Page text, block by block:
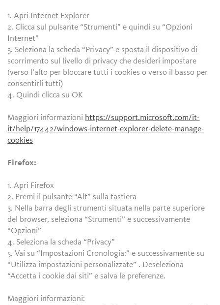
1. Apri Internet Explorer
2. Clicca sul pulsante “Strumenti” e quindi su “Opzioni
Internet”
3. Seleziona la scheda “Privacy” e sposta il dispositivo di
scorrimento sul livello di privacy che desideri impostare
(verso l’alto per bloccare tutti i cookies o verso il basso per
consentirli tutti)
4. Quindi clicca su OK
Maggiori informazioni https://support.microsoft.com/it-
it/help/17442/windows-internet-explorer-delete-manage-
cookies
Firefox:
1. Apri Firefox
2. Premi il pulsante “Alt” sulla tastiera
3. Nella barra degli strumenti situata nella parte superiore
del browser, seleziona “Strumenti” e successivamente
“Opzioni”
4. Seleziona la scheda “Privacy”
5. Vai su “Impostazioni Cronologia:” e successivamente su
“Utilizza impostazioni personalizzate” . Deseleziona
“Accetta i cookie dai siti” e salva le preferenze.
Maggiori informazioni: